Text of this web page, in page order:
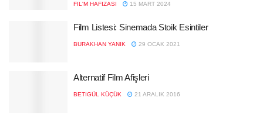
FIL'M HAFIZASI 15 MART 2024
Film Listesi: Sinemada Stoik Esintiler
BURAKHAN YANIK 29 OCAK 2021
Alternatif Film Afişleri
BETIGÜL KÜÇÜK 21 ARALIK 2016